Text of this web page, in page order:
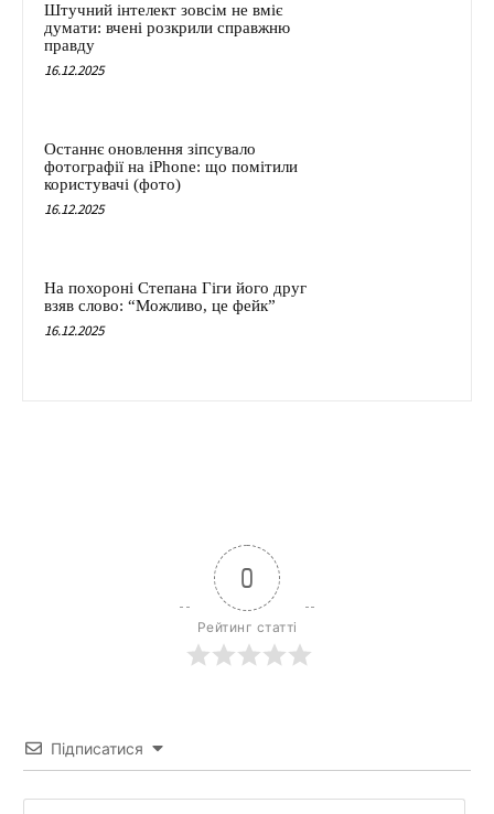
Штучний інтелект зовсім не вміє
думати: вчені розкрили справжню
правду
16.12.2025
Останнє оновлення зіпсувало
фотографії на iPhone: що помітили
користувачі (фото)
16.12.2025
На похороні Степана Гіги його друг
взяв слово: “Можливо, це фейк”
16.12.2025
0
Рейтинг статті
Підписатися